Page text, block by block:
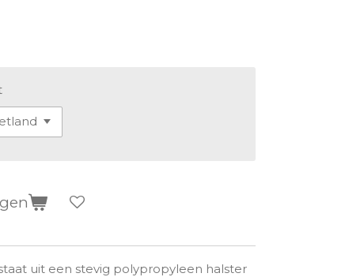
uit een stevig polypropyleen halster